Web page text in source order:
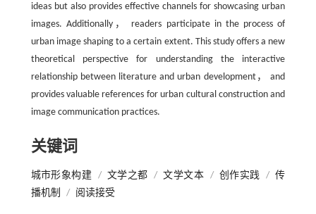
ideas but also provides effective channels for showcasing urban
images. Additionally， readers participate in the process of
urban image shaping to a certain extent. This study offers a new
theoretical perspective for understanding the interactive
relationship between literature and urban development， and
provides valuable references for urban cultural construction and
image communication practices.
关键词
城市形象构建 / 文学之都 / 文学文本 / 创作实践 / 传
播机制
/ 阅读接受